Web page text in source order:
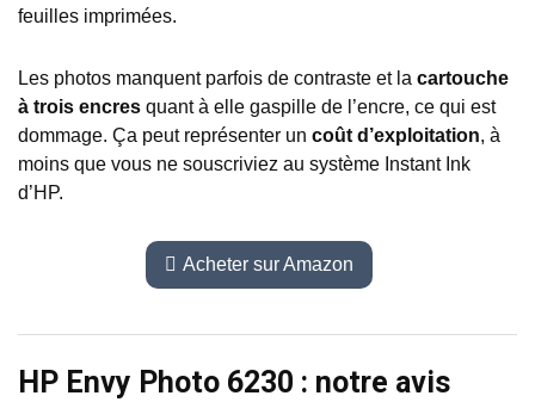
feuilles imprimées.
Les photos manquent parfois de contraste et la cartouche
à trois encres quant à elle gaspille de l’encre, ce qui est
dommage. Ça peut représenter un coût d’exploitation, à
moins que vous ne souscriviez au système Instant Ink
d’HP.
Acheter sur Amazon
HP Envy Photo 6230 : notre avis